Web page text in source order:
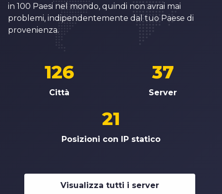
in 100 Paesi nel mondo, quindi non avrai mai
problemi, indipendentemente dal tuo Paese di
provenienza.
Città
126
Server
37
Posizioni con IP statico
21
Visualizza tutti i server